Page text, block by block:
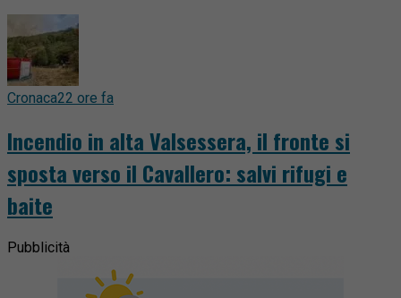
Cronaca22 ore fa
Incendio in alta Valsessera, il fronte si
sposta verso il Cavallero: salvi rifugi e
baite
Pubblicità